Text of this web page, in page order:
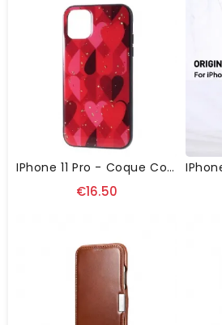
IPhone 11 Pro - Coque Coeurs Avec Feuilles Dorées
€16.50